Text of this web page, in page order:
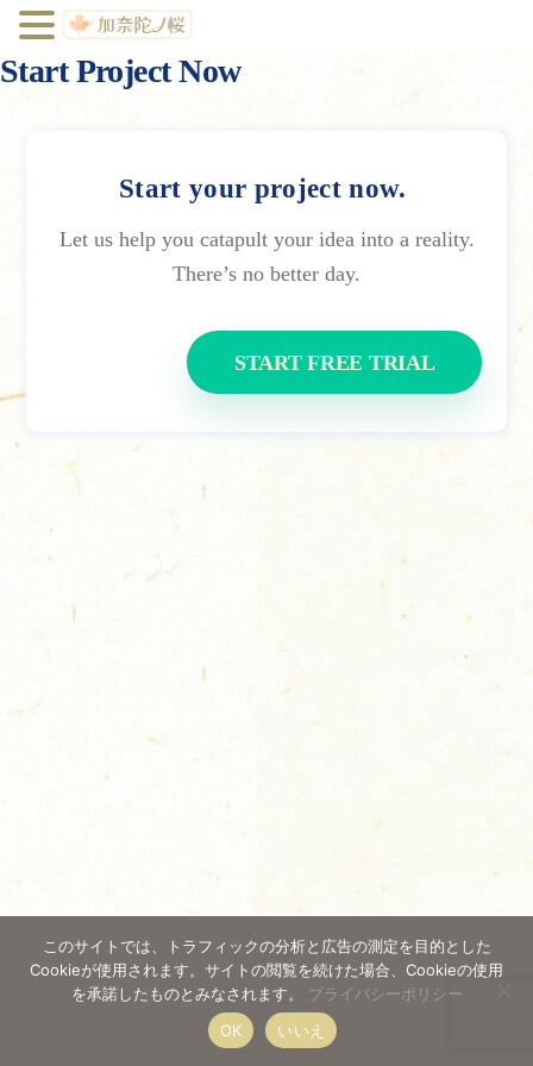
Start Project Now
Start your project now.
Let us help you catapult your idea into a reality.
There’s no better day.
START FREE TRIAL
このサイトでは、トラフィックの分析と広告の測定を目的とした
Cookieが使用されます。サイトの閲覧を続けた場合、Cookieの使用
を承諾したものとみなされます。 プライバシーポリシー
OK
いいえ